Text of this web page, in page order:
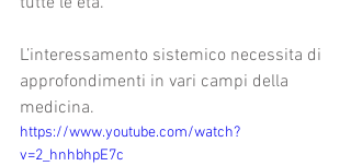
L’interessamento sistemico necessita di
approfondimenti in vari campi della
medicina.
https://www.youtube.com/watch?
v=2_hnhbhpE7c